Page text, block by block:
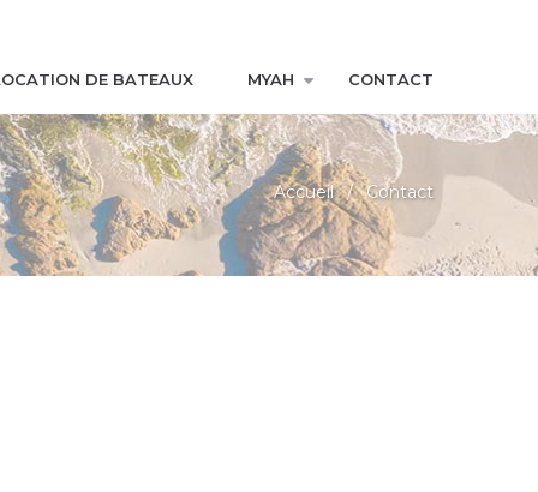
DE BATEAUX MYAH CONTACT
Accueil Contact